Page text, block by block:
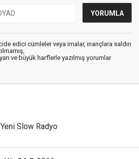
edici cümleler veya imalar, inançlara saldırı
ve büyük harflerle yazılmış yorumlar
Yeni Slow Radyo